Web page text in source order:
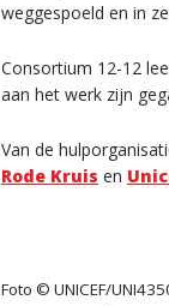
weggespoeld en in
Consortium 12-12
aan het werk zijn
Van de
Rode Kruis en
Foto © UNICEF/